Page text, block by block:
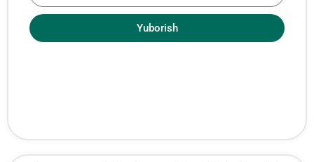
Yuborish